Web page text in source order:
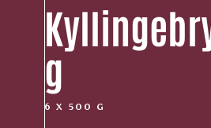
g
6 X 500 G